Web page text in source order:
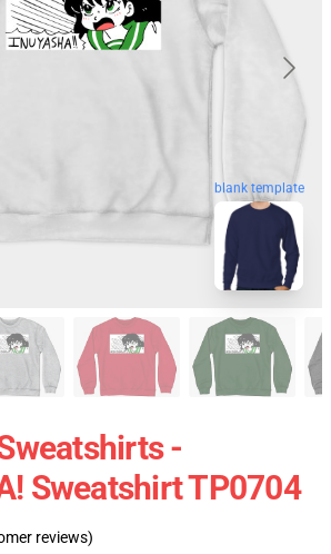
blank template
-
Sweatshirt TP0704
reviews)